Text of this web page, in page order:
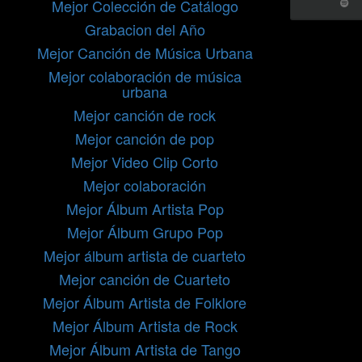
Mejor Colección de Catálogo
Grabacion del Año
Mejor Canción de Música Urbana
Mejor colaboración de música
urbana
Mejor canción de rock
Mejor canción de pop
Mejor Video Clip Corto
Mejor colaboración
Mejor Álbum Artista Pop
Mejor Álbum Grupo Pop
Mejor álbum artista de cuarteto
Mejor canción de Cuarteto
Mejor Álbum Artista de Folklore
Mejor Álbum Artista de Rock
Mejor Álbum Artista de Tango